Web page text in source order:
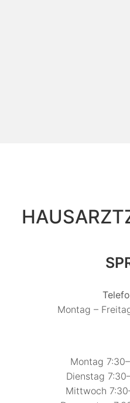
Montag –
Montag
Dienstag
Mittwoch